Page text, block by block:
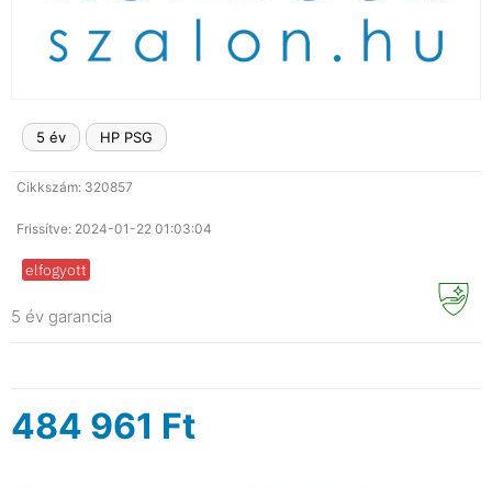
5 év HP PSG
Cikkszám: 320857
Frissítve: 2024-01-22 01:03:04
elfogyott
5 év garancia
484 961 Ft